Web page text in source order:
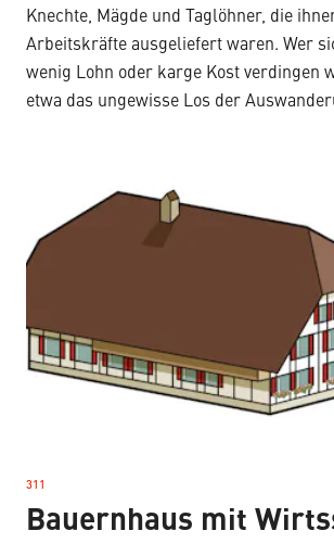
Knechte, Mägde und Taglöhner, die
Arbeitskräfte ausgeliefert waren. Wer
wenig Lohn oder karge Kost verdingen
etwa das ungewisse Los der
311
–
Bauernhaus mit